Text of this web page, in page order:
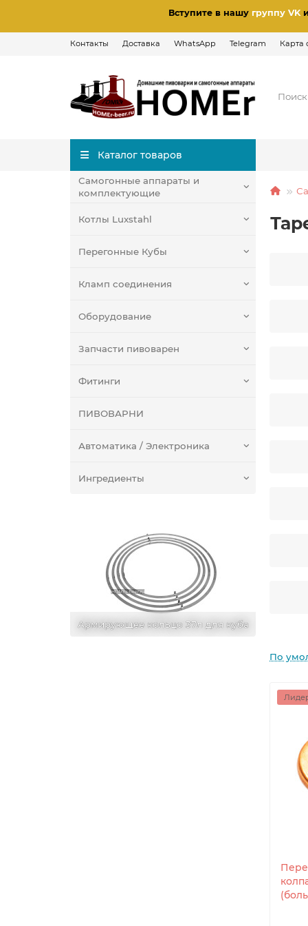
Вступите в нашу группу VK
Контакты Доставка WhatsApp Telegram Карта
Каталог товаров
Самогонные аппараты и
комплектующие
Котлы Luxstahl
Перегонные Кубы
Кламп соединения
Оборудование
Запчасти пивоварен
Фитинги
ПИВОВАРНИ
Автоматика / Электроника
Ингредиенты
Армирующее кольцо 37л для куба
По